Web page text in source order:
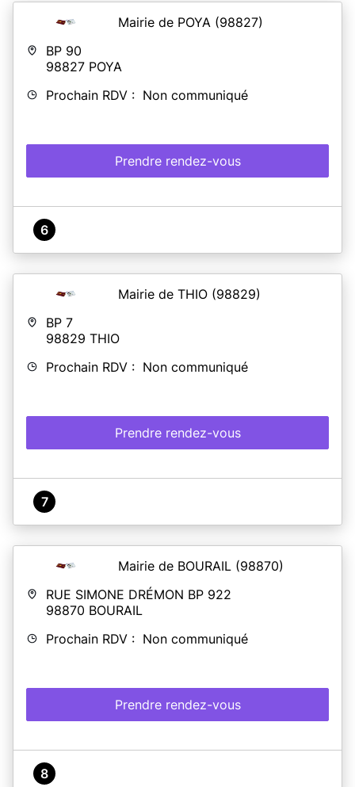
Mairie de POYA (98827)
BP 90
98827 POYA
Prochain RDV : Non communiqué
Prendre rendez-vous
6
Mairie de THIO (98829)
BP 7
98829 THIO
Prochain RDV : Non communiqué
Prendre rendez-vous
7
Mairie de BOURAIL (98870)
RUE SIMONE DRÉMON BP 922
98870 BOURAIL
Prochain RDV : Non communiqué
Prendre rendez-vous
8